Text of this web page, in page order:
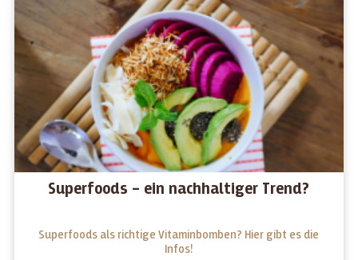
Superfoods – ein nachhaltiger Trend?
Superfoods als richtige Vitaminbomben? Hier gibt es die
Infos!